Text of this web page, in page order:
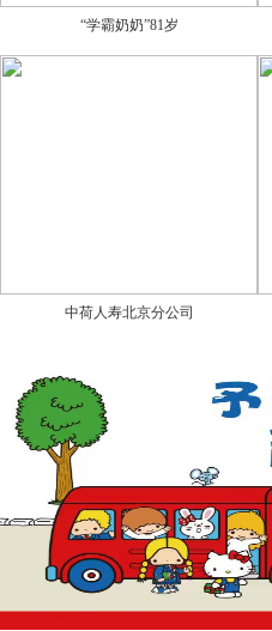
“学霸奶奶”81岁
中荷人寿北京分公司